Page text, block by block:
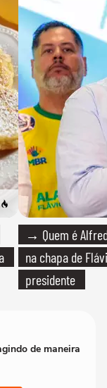
→ Quem é
na chapa de
presidente
de maneira